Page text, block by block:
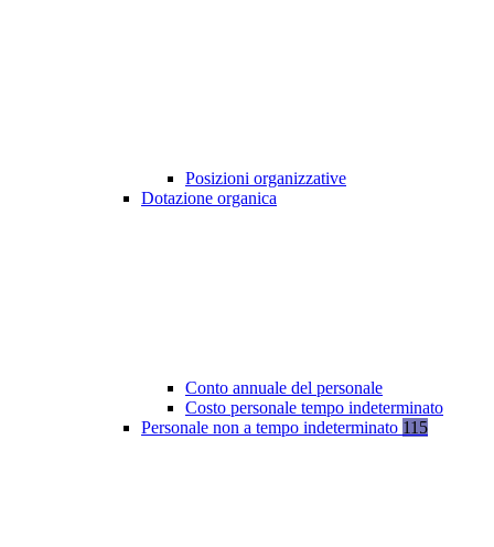
Posizioni organizzative
Dotazione organica
Conto annuale del personale
Costo personale tempo indeterminato
Personale non a tempo indeterminato 115